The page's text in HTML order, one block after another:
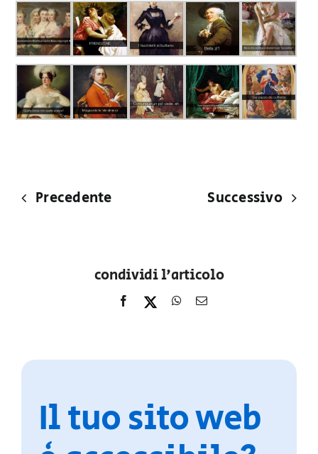
Precedente Successivo
condividi l'articolo
Il tuo sito web